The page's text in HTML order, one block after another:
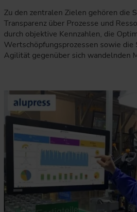
Zu den zentralen Zielen gehören die
Transparenz über Prozesse und
durch objektive Kennzahlen, die
Wertschöpfungsprozessen sowie die
Agilität gegenüber sich wandelnden